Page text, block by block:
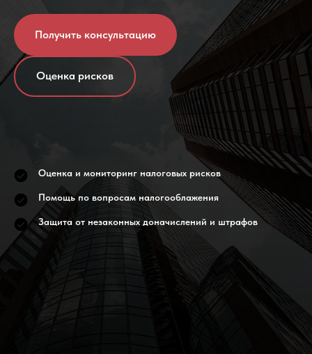
Получить консультацию
Оценка рисков
Оценка и мониторинг налоговых рисков
Помощь по вопросам налогооблажения
Защита от незаконных доначислений и штрафов